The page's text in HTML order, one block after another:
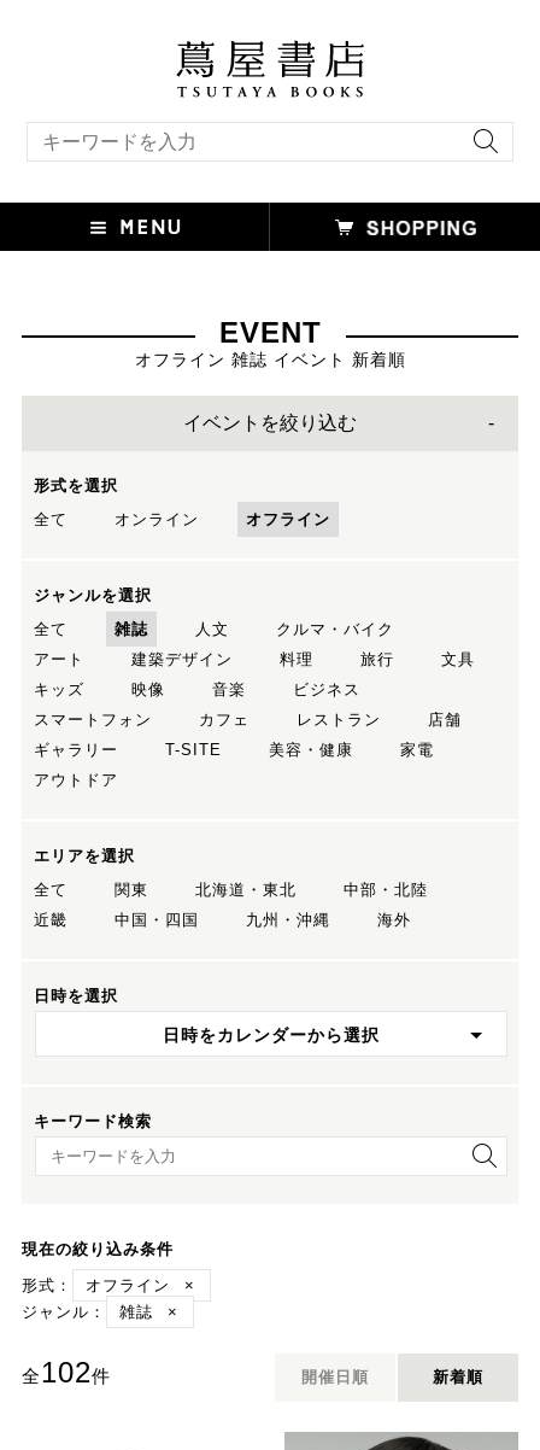
EVENT
オフライン 雑誌 イベント 新着順
イベントを絞り込む
形式を選択
全て
オンライン オフライン
ジャンルを選択
全て
雑誌 人文
クルマ・バイク
アート
建築デザイン 料理 旅行
文具
キッズ
映像 音楽
ビジネス
スマートフォン
カフェ レストラン
店舗
ギャラリー
T-SITE 美容・健康
家電
アウトドア
エリアを選択
全て
関東 北海道・東北
中部・北陸
近畿
中国・四国 九州・沖縄 海外
日時を選択
日時をカレンダーから選択
キーワード検索
キーワード検索
現在の絞り込み条件
形式：
オフライン
×
ジャンル：
雑誌 ×
全102件 開催日順 新着順